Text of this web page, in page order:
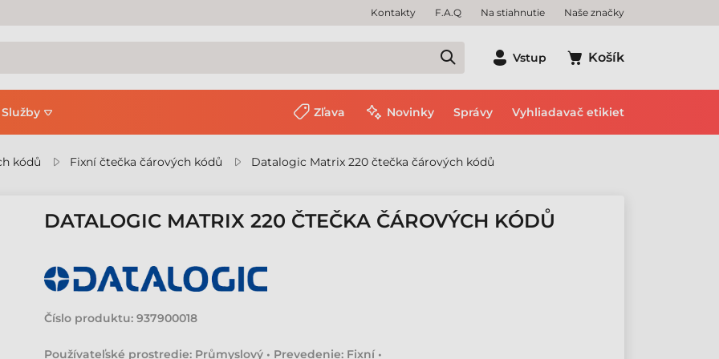
Kontakty F.A.Q Na stiahnutie Naše značky
Vstup Košík
Služby Zľava Novinky Správy Vyhliadavač etikiet
kódů Fixní čtečka čárových kódů Datalogic Matrix 220 čtečka čárových kódů
DATALOGIC MATRIX 220 ČTEČKA ČÁROVÝCH KÓDŮ
Číslo produktu: 937900018
Používateľské prostredie: Průmyslový • Prevedenie: Fixní •